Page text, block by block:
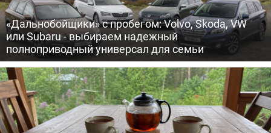
«Дальнобойщики» с пробегом: Volvo, Skoda, VW
или Subaru - выбираем надежный
полноприводный универсал для семьи